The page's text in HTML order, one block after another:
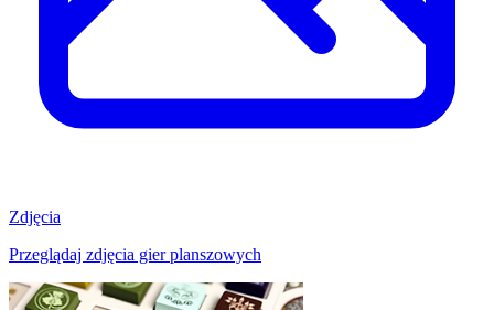
Zdjęcia
Przeglądaj zdjęcia gier planszowych